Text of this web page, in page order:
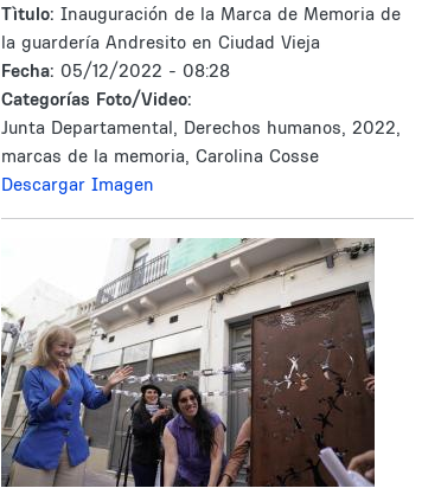
Tìtulo: Inauguración de la Marca de Memoria de
la guardería Andresito en Ciudad Vieja
Fecha: 05/12/2022 - 08:28
Categorías Foto/Video:
Junta Departamental, Derechos humanos, 2022,
marcas de la memoria, Carolina Cosse
Descargar Imagen